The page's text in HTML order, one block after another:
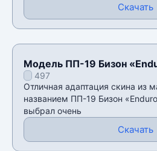
Скачать
Модель ПП-19 Бизон
497
Отличная адаптация скина из
названием ПП-19 Бизон
выбрал очень
Скачать